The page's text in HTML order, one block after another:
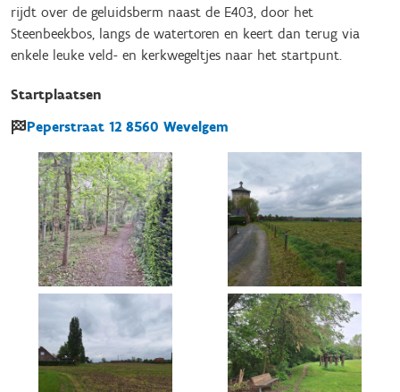
rijdt over de geluidsberm naast de E403, door het
Steenbeekbos, langs de watertoren en keert dan terug via
enkele leuke veld- en kerkwegeltjes naar het startpunt.
Startplaatsen
Peperstraat 12 8560 Wevelgem